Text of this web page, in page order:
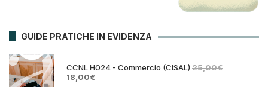
GUIDE PRATICHE IN EVIDENZA
CCNL H024 - Commercio (CISAL) 25,00€
Il18,00€Il